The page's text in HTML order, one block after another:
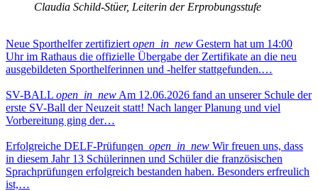
Claudia Schild-Stüer, Leiterin der Erprobungsstufe
Neue Sporthelfer zertifiziert open_in_new Gestern hat um 14:00
Uhr im Rathaus die offizielle Übergabe der Zertifikate an die neu
ausgebildeten Sporthelferinnen und -helfer stattgefunden.…
SV-BALL open_in_new Am 12.06.2026 fand an unserer Schule der
erste SV-Ball der Neuzeit statt! Nach langer Planung und viel
Vorbereitung ging der…
Erfolgreiche DELF-Prüfungen open_in_new Wir freuen uns, dass
in diesem Jahr 13 Schülerinnen und Schüler die französischen
Sprachprüfungen erfolgreich bestanden haben. Besonders erfreulich
ist,…